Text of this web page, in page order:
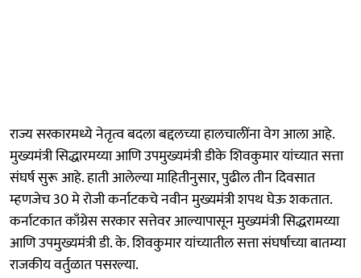
राज्य सरकारमध्ये नेतृत्व बदला बद्दलच्या हालचालींना वेग आला आहे.
मुख्यमंत्री सिद्धारमय्या आणि उपमुख्यमंत्री डीके शिवकुमार यांच्यात सत्ता
संघर्ष सुरू आहे. हाती आलेल्या माहितीनुसार, पुढील तीन दिवसात
म्हणजेच 30 मे रोजी कर्नाटकचे नवीन मुख्यमंत्री शपथ घेऊ शकतात.
कर्नाटकात काँग्रेस सरकार सत्तेवर आल्यापासून मुख्यमंत्री सिद्धरामय्या
आणि उपमुख्यमंत्री डी. के. शिवकुमार यांच्यातील सत्ता संघर्षाच्या बातम्या
राजकीय वर्तुळात पसरल्या.